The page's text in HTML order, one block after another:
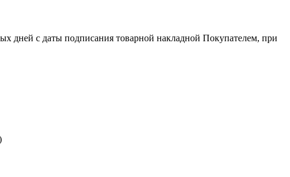
дней с даты подписания товарной накладной Покупателем, при